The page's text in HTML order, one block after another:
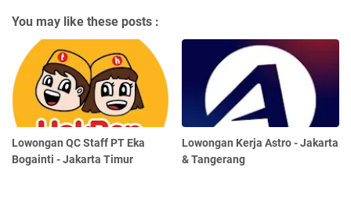
You may like these posts :
Lowongan QC Staff PT Eka
Bogainti - Jakarta Timur
Lowongan Kerja Astro - Jakarta
& Tangerang